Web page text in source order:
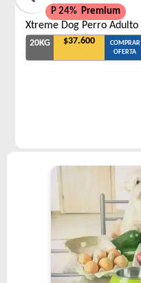
P 24% Premium
Xtreme Dog Perro Adulto
20KG $37.600
COMPRAR
OFERTA